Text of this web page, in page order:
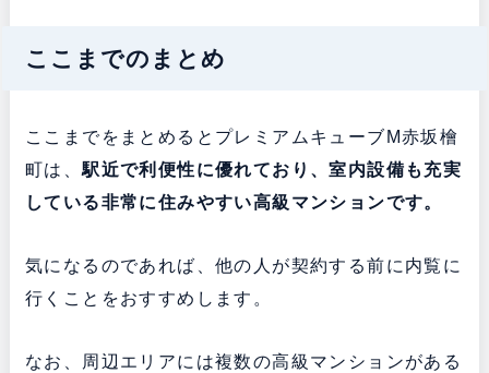
ここまでのまとめ
ここまでをまとめるとプレミアムキューブM赤坂檜
町は、駅近で利便性に優れており、室内設備も充実
している非常に住みやすい高級マンションです。
気になるのであれば、他の人が契約する前に内覧に
行くことをおすすめします。
なお、周辺エリアには複数の高級マンションがある